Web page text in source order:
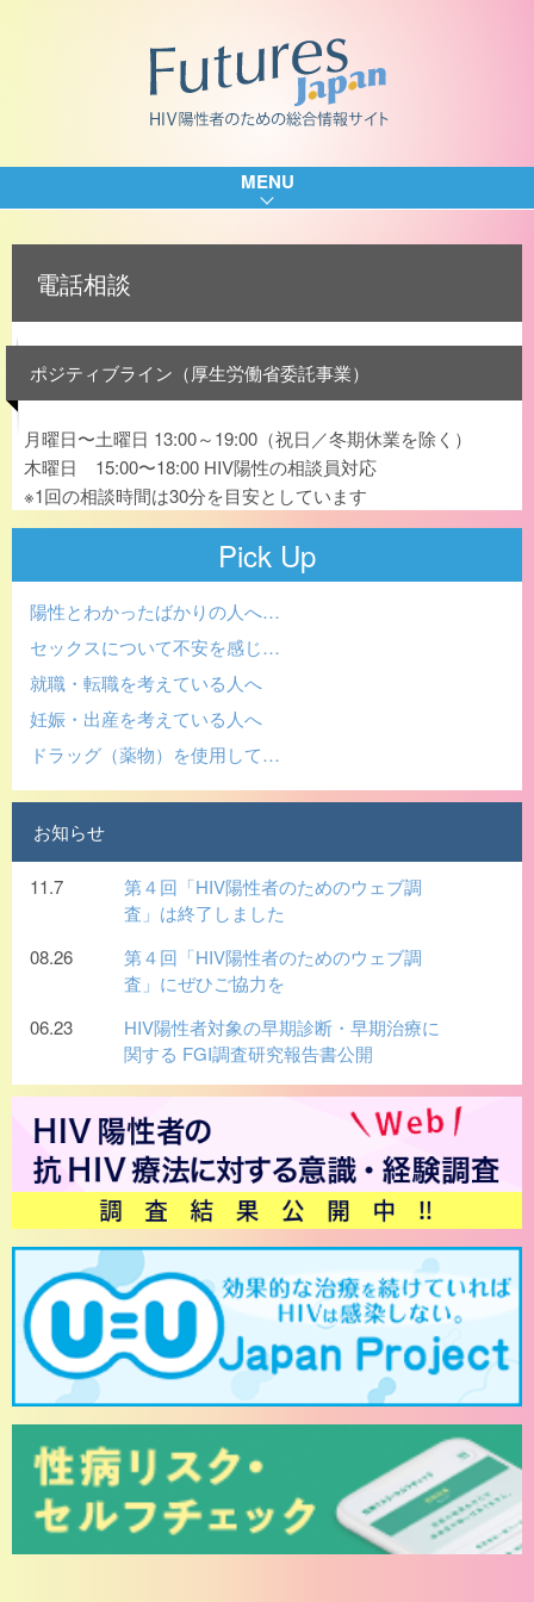
MENU
電話相談
ポジティブライン（厚生労働省委託事業）
月曜日〜土曜日 13:00～19:00（祝日／冬期休業を除く）
木曜日 15:00〜18:00 HIV陽性の相談員対応
※1回の相談時間は30分を目安としています
Pick Up
陽性とわかったばかりの人へ…
セックスについて不安を感じ…
就職・転職を考えている人へ
妊娠・出産を考えている人へ
ドラッグ（薬物）を使用して…
お知らせ
11.7
第４回「HIV陽性者のためのウェブ調
査」は終了しました
08.26
第４回「HIV陽性者のためのウェブ調
査」にぜひご協力を
06.23
HIV陽性者対象の早期診断・早期治療に
関する FGI調査研究報告書公開